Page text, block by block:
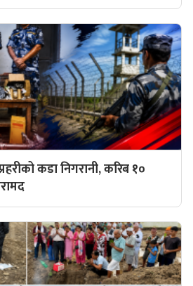
कडा निगरानी, करिब १०